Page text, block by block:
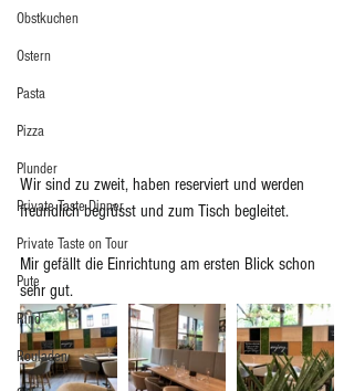
Obstkuchen
Ostern
Pasta
Pizza
Plunder
Private Taste Dinner
Private Taste on Tour
Pute
Rind
Rouladen
Wir sind zu zweit, haben reserviert und werden
freundlich begrüsst und zum Tisch begleitet.
Mir gefällt die Einrichtung am ersten Blick schon
sehr gut.